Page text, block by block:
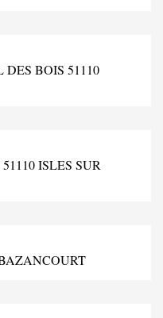
BOIS 51110
ISLES SUR